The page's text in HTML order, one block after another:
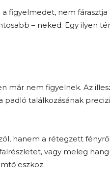
figyelmedet, nem
– neked. Egy ilyen
nem figyelnek. Az
találkozásának
hanem a rétegzett
vagy meleg
eszköz.